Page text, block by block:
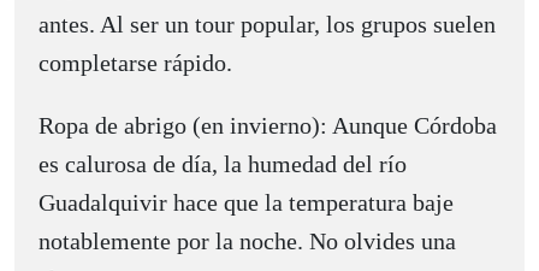
antes. Al ser un tour popular, los grupos suelen
completarse rápido.
Ropa de abrigo (en invierno): Aunque Córdoba
es calurosa de día, la humedad del río
Guadalquivir hace que la temperatura baje
notablemente por la noche. No olvides una